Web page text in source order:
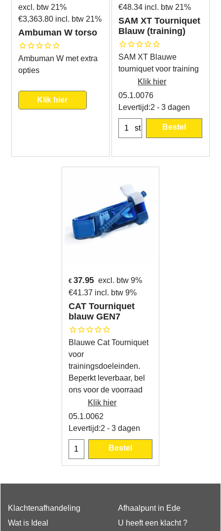
excl. btw 21%
€3,363.80 incl. btw 21%
Ambuman W torso
Ambuman W met extra
opties
Klik hier
€48.34 incl. btw 21%
SAM XT Tourniquet
Blauw (training)
SAM XT Blauwe
tourniquet voor training
Klik hier
05.1.0076
Levertijd:2 - 3 dagen
st Bestel
€ 37.95 excl. btw 9%
€41.37 incl. btw 9%
CAT Tourniquet
blauw GEN7
Blauwe Cat Tourniquet
voor
trainingsdoeleinden.
Beperkt leverbaar, bel
ons voor de voorraad
Klik hier
05.1.0062
Levertijd:2 - 3 dagen
Bestel
Klachtenafhandeling
Wat is Ideal
Afhaalpunt in Ede
U heeft een klacht ?